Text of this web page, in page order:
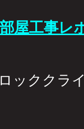
屋工事レ
ッククラ